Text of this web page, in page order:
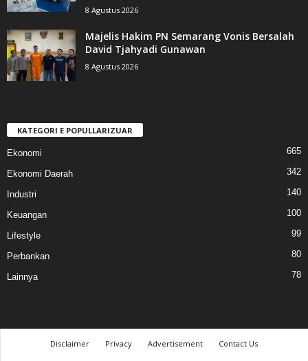
8 Agustus 2026
Majelis Hakim PN Semarang Vonis Bersalah
David Tjahyadi Gunawan
8 Agustus 2026
KATEGORI E POPULLARIZUAR
Ekonomi 665
Ekonomi Daerah 342
Industri 140
Keuangan 100
Lifestyle 99
Perbankan 80
Lainnya 78
Disclaimer Privacy Advertisement
Contact Us